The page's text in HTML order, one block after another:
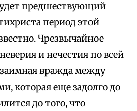
предшествующий
период этой
Чрезвычайное
и нечестия по всей
вражда между
которая еще задолго до
до того, что